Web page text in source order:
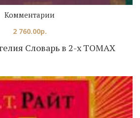
Словарь в 2-х ТОМАХ
Комментарии
2 760.00р.